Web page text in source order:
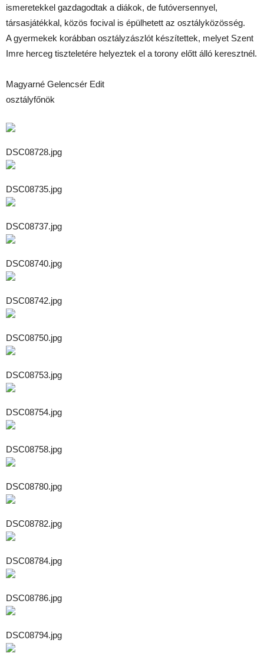
ismeretekkel gazdagodtak a diákok, de futóversennyel,
társasjátékkal, közös focival is épülhetett az osztályközösség.
A gyermekek korábban osztályzászlót készítettek, melyet Szent
Imre herceg tiszteletére helyeztek el a torony előtt álló keresztnél.
Magyarné Gelencsér Edit
osztályfőnök
DSC08728.jpg
DSC08735.jpg
DSC08737.jpg
DSC08740.jpg
DSC08742.jpg
DSC08750.jpg
DSC08753.jpg
DSC08754.jpg
DSC08758.jpg
DSC08780.jpg
DSC08782.jpg
DSC08784.jpg
DSC08786.jpg
DSC08794.jpg